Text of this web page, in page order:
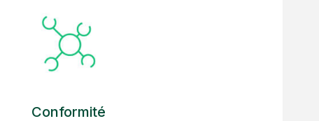
Conformité